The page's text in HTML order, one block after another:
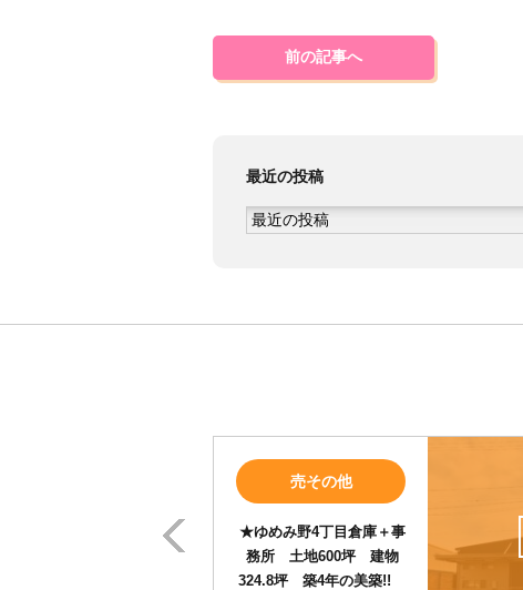
前の記事へ
最近の投稿
売その他
★ゆめみ野4丁目倉庫＋事
務所 土地600坪 建物
324.8坪 築4年の美築!!